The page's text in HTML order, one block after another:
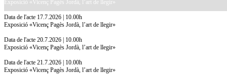
Exposició «Vicenç Pagès Jordà, l’art de llegir»
Data de l'acte 17.7.2026 | 10.00h
Exposició «Vicenç Pagès Jordà, l’art de llegir»
Data de l'acte 20.7.2026 | 10.00h
Exposició «Vicenç Pagès Jordà, l’art de llegir»
Data de l'acte 21.7.2026 | 10.00h
Exposició «Vicenç Pagès Jordà, l’art de llegir»